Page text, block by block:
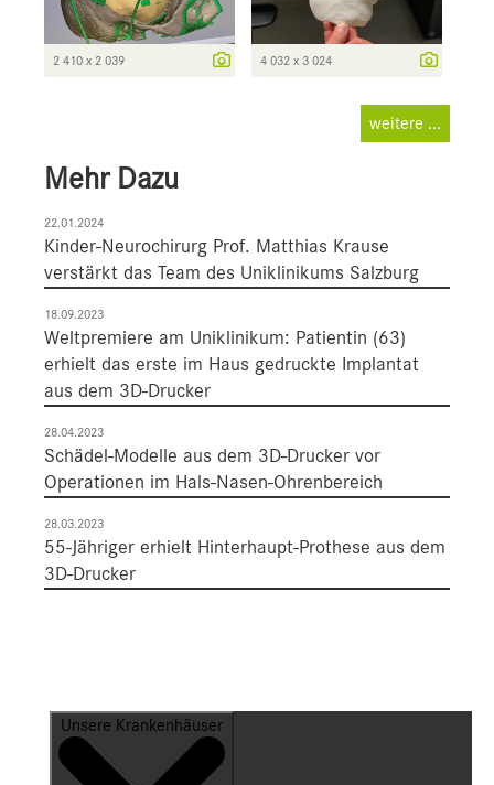
2 410 x 2 039 4 032 x 3 024
weitere ...
Mehr Dazu
22.01.2024
Kinder-Neurochirurg Prof. Matthias Krause
verstärkt das Team des Uniklinikums Salzburg
18.09.2023
Weltpremiere am Uniklinikum: Patientin (63)
erhielt das erste im Haus gedruckte Implantat
aus dem 3D-Drucker
28.04.2023
Schädel-Modelle aus dem 3D-Drucker vor
Operationen im Hals-Nasen-Ohrenbereich
28.03.2023
55-Jähriger erhielt Hinterhaupt-Prothese aus dem
3D-Drucker
Unsere Krankenhäuser